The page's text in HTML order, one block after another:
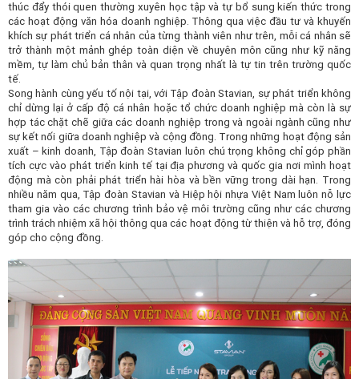
thúc đẩy thói quen thường xuyên học tập và tự bổ sung kiến thức trong
các hoạt động văn hóa doanh nghiệp. Thông qua việc đầu tư và khuyến
khích sự phát triển cá nhân của từng thành viên như trên, mỗi cá nhân sẽ
trở thành một mảnh ghép toàn diện về chuyên môn cũng như kỹ năng
mềm, tự làm chủ bản thân và quan trọng nhất là tự tin trên trường quốc
tế.
Song hành cùng yếu tố nội tại, với Tập đoàn Stavian, sự phát triển không
chỉ dừng lại ở cấp độ cá nhân hoặc tổ chức doanh nghiệp mà còn là sự
hợp tác chặt chẽ giữa các doanh nghiệp trong và ngoài ngànhcũng như
sự kết nối giữa doanh nghiệp và cộng đồng. Trong những hoạt động sản
xuất – kinh doanh, Tập đoàn Stavian luôn chú trọng không chỉ góp phần
tích cực vào phát triển kinh tế tại địa phương và quốc gia nơi mình hoạt
động mà còn phải phát triển hài hòa và bền vững trong dài hạn. Trong
nhiều năm qua, Tập đoàn Stavian và Hiệp hội nhựa Việt Nam luôn nỗ lực
tham gia vào các chương trình bảo vệ môi trường cũng như các chương
trình trách nhiệm xã hội thông qua các hoạt động từ thiện và hỗ trợ, đóng
góp cho cộng đồng.